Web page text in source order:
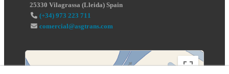
25330 Vilagrassa (Lleida) Spain
(+34) 973 223 711
comercial@asgtrans.com